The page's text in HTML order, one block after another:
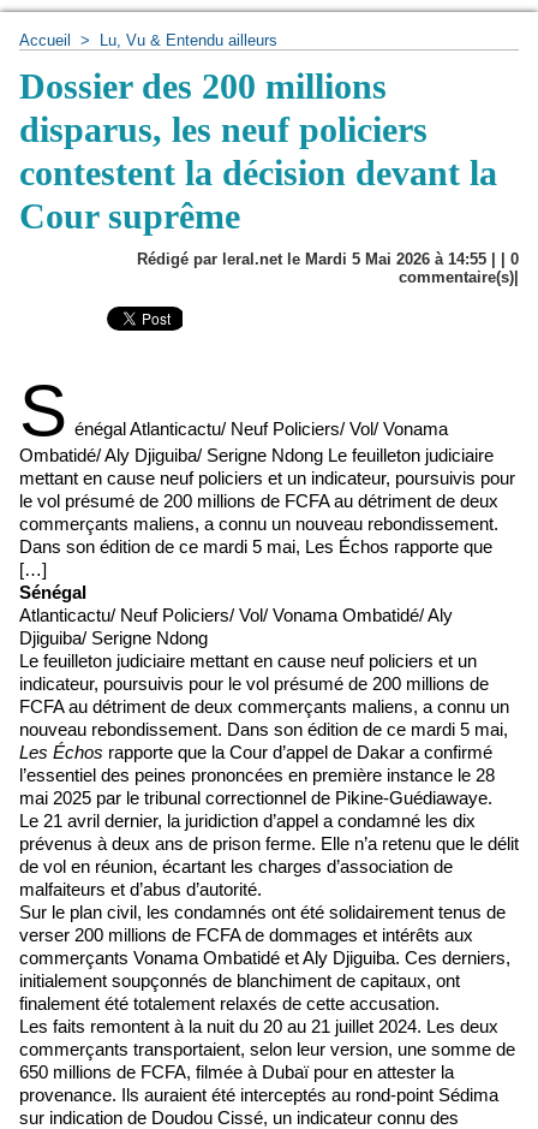
Accueil > Lu, Vu & Entendu ailleurs
Dossier des 200 millions
disparus, les neuf policiers
contestent la décision devant la
Cour suprême
Rédigé par leral.net le Mardi 5 Mai 2026 à 14:55 | | 0
commentaire(s)|
S énégal Atlanticactu/ Neuf Policiers/ Vol/ Vonama
Ombatidé/ Aly Djiguiba/ Serigne Ndong Le feuilleton judiciaire
mettant en cause neuf policiers et un indicateur, poursuivis pour
le vol présumé de 200 millions de FCFA au détriment de deux
commerçants maliens, a connu un nouveau rebondissement.
Dans son édition de ce mardi 5 mai, Les Échos rapporte que
[…]
Sénégal
Atlanticactu/ Neuf Policiers/ Vol/ Vonama Ombatidé/ Aly
Djiguiba/ Serigne Ndong
Le feuilleton judiciaire mettant en cause neuf policiers et un
indicateur, poursuivis pour le vol présumé de 200 millions de
FCFA au détriment de deux commerçants maliens, a connu un
nouveau rebondissement. Dans son édition de ce mardi 5 mai,
Les Échos rapporte que la Cour d’appel de Dakar a confirmé
l’essentiel des peines prononcées en première instance le 28
mai 2025 par le tribunal correctionnel de Pikine-Guédiawaye.
Le 21 avril dernier, la juridiction d’appel a condamné les dix
prévenus à deux ans de prison ferme. Elle n’a retenu que le délit
de vol en réunion, écartant les charges d’association de
malfaiteurs et d’abus d’autorité.
Sur le plan civil, les condamnés ont été solidairement tenus de
verser 200 millions de FCFA de dommages et intérêts aux
commerçants Vonama Ombatidé et Aly Djiguiba. Ces derniers,
initialement soupçonnés de blanchiment de capitaux, ont
finalement été totalement relaxés de cette accusation.
Les faits remontent à la nuit du 20 au 21 juillet 2024. Les deux
commerçants transportaient, selon leur version, une somme de
650 millions de FCFA, filmée à Dubaï pour en attester la
provenance. Ils auraient été interceptés au rond-point Sédima
sur indication de Doudou Cissé, un indicateur connu des